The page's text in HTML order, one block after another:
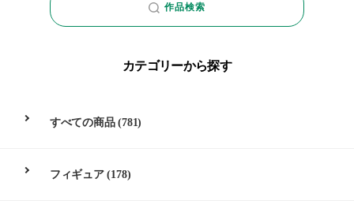
作品検索
カテゴリーから探す
すべての商品(781)
フィギュア(178)